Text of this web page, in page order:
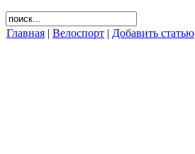
Главная | Велоспорт | Добавить статью